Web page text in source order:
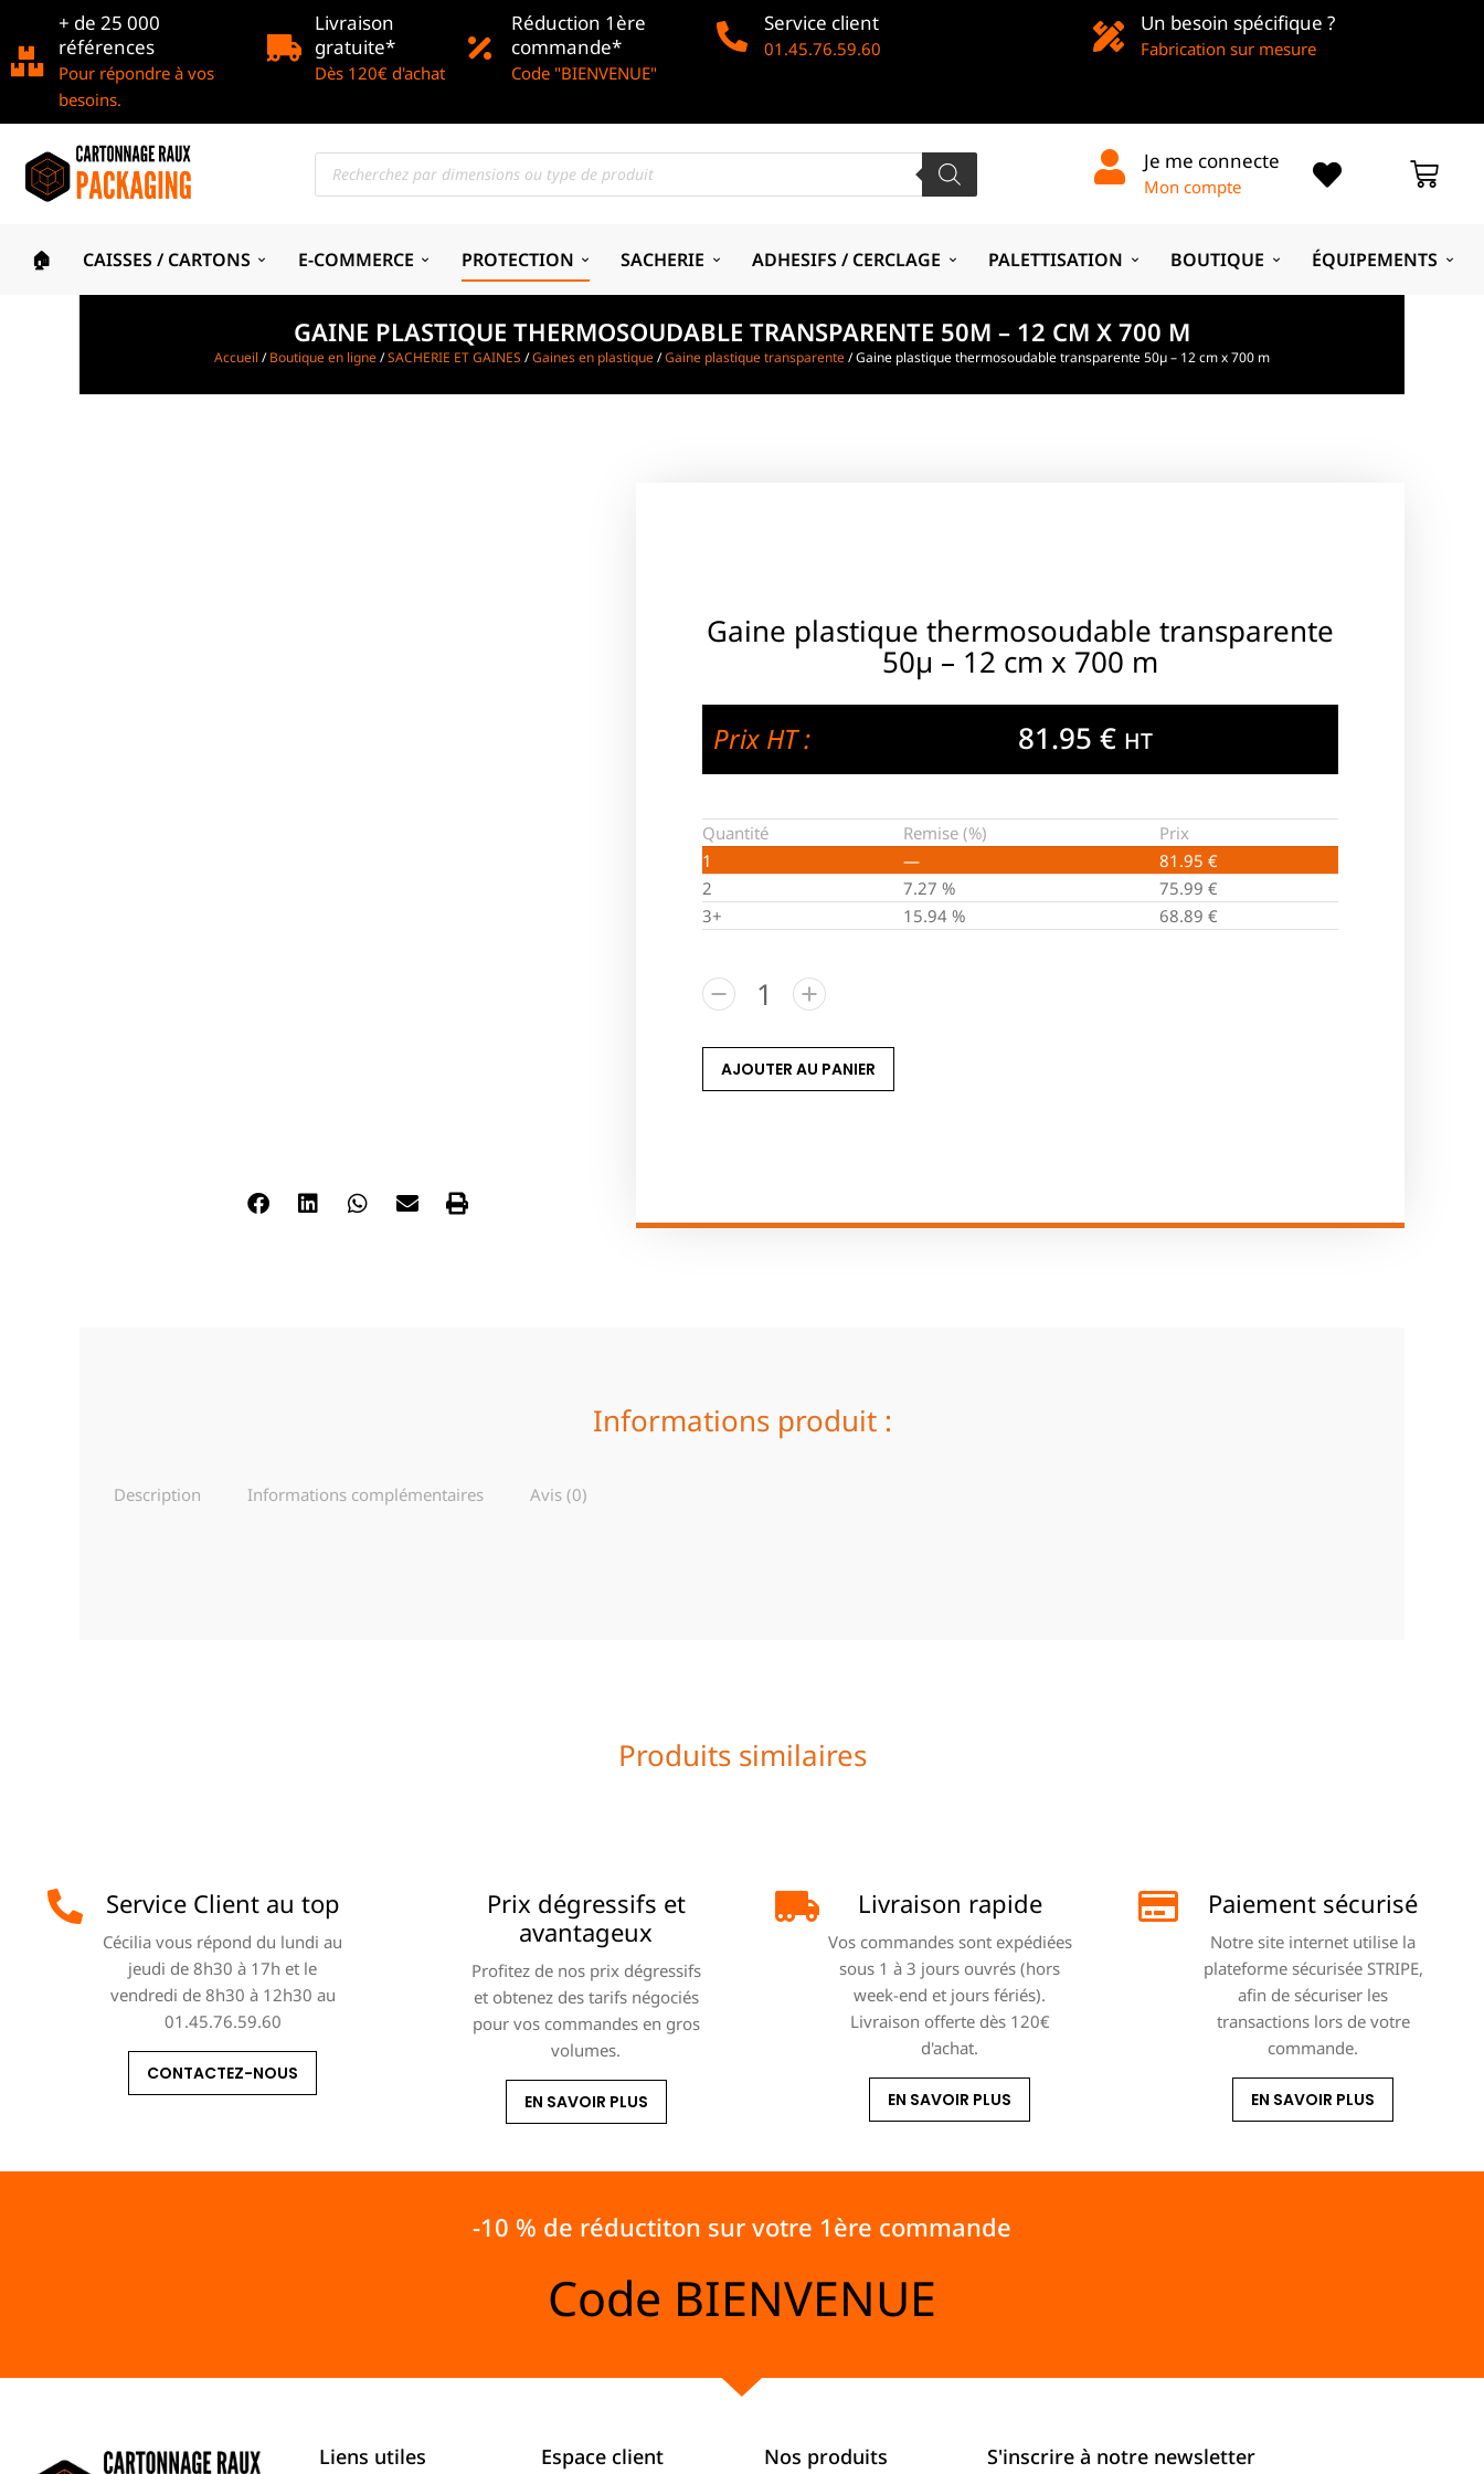
+ de 25 000
références
Pour répondre à vos
besoins.
Livraison
gratuite*
Dès 120€ d'achat
Réduction 1ère
commande*
Code "BIENVENUE"
Service client
01.45.76.59.60
Un besoin spécifique ?
Fabrication sur mesure
Je me connecte
Mon compte
🏠 CAISSES / CARTONS E-COMMERCE PROTECTION SACHERIE ADHESIFS / CERCLAGE PALETTISATION BOUTIQUE ÉQUIPEMENTS
GAINE PLASTIQUE THERMOSOUDABLE TRANSPARENTE 50Μ – 12 CM X 700 M
Accueil /Boutique en ligne/SACHERIE ET GAINES /Gaines en plastique/Gaine plastique transparente/ Gaine plastique thermosoudable transparente 50µ – 12 cm x 700 m
Gaine plastique thermosoudable transparente
50µ – 12 cm x 700 m
Prix HT : 81.95€ HT
Quantité Remise (%)
Prix
1
— 81.95 €
2
7.27 % 75.99 €
3+
15.94 % 68.89 €
AJOUTER AU PANIER
Informations produit :
Description Informations complémentaires Avis (0)
Produits similaires
Service Client au top
Cécilia vous répond du lundi au
jeudi de 8h30 à 17h et le
vendredi de 8h30 à 12h30 au
01.45.76.59.60
CONTACTEZ-NOUS
Prix dégressifs et
avantageux
Profitez de nos prix dégressifs
et obtenez des tarifs négociés
pour vos commandes en gros
volumes.
EN SAVOIR PLUS
Livraison rapide
Vos commandes sont expédiées
sous 1 à 3 jours ouvrés (hors
week-end et jours fériés).
Livraison offerte dès 120€
d'achat.
EN SAVOIR PLUS
Paiement sécurisé
Notre site internet utilise la
plateforme sécurisée STRIPE,
afin de sécuriser les
transactions lors de votre
commande.
EN SAVOIR PLUS
-10 % de réductiton sur votre 1ère commande
Code BIENVENUE
Liens utiles Espace client Nos produits S'inscrire à notre newsletter